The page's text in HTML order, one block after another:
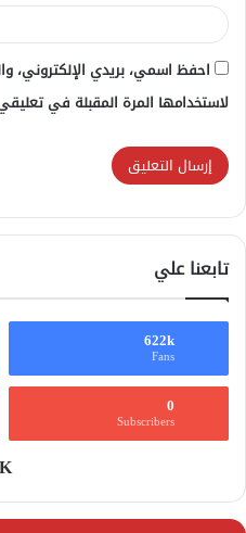
احفظ اسمي، بريدي الإلكتروني،
لاستخدامها المرة المقبلة في
تابعنا علي
622k
Fans
0
Subscribers